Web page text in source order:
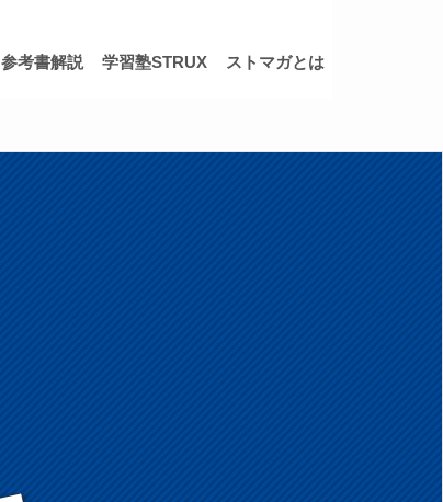
参考書解説 学習塾STRUX ストマガとは